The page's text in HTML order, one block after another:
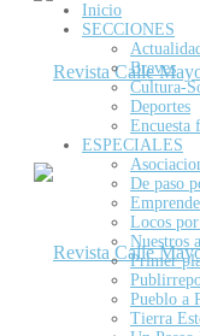
Inicio
SECCIONES
Breves
Cultura-
Deportes
Encuesta
ESPECIALES
De paso
Locos
Nuestros
Primer
Pueblo a
Tierra